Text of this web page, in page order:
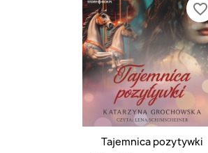
Tajemnica pozytywki
favorite_border